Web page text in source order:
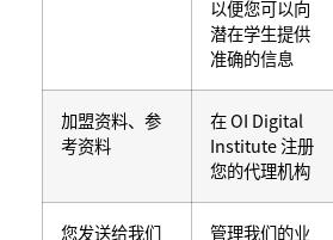
以便您可以向
潜在学生提供
准确的信息
加盟资料、参
考资料
在 OI Digital
Institute 注册
您的代理机构
您发送给我们
管理我们的业